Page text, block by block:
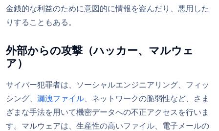
金銭的な利益のために意図的に情報を盗んだり、悪用した
りすることもある。
外部からの攻撃（ハッカー、マルウェ
ア）
サイバー犯罪者は、ソーシャルエンジニアリング、フィッ
シング、 漏洩ファイル、ネットワークの脆弱性など、さま
ざまな手法を用いて機密データへの不正アクセスを行いま
す。マルウェアは、生産性の高いファイル、電子メールの